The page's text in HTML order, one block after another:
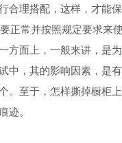
理搭配，这样，才能
正常并按照规定要求来
方面上，一般来讲，是
中，其的影响因素，是
至于，怎样撕掉橱柜
。